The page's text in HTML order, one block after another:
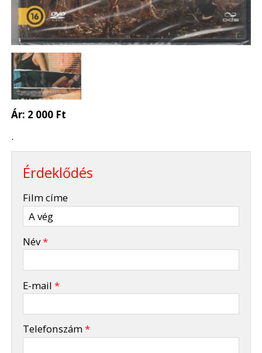
Ár: 2 000 Ft
.
Érdeklődés
Film címe
Név*
E-mail*
Telefonszám*